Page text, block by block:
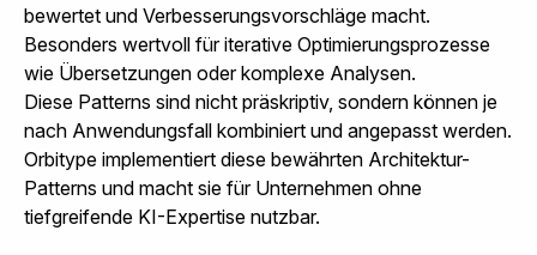
bewertet und Verbesserungsvorschläge macht.
Besonders wertvoll für iterative Optimierungsprozesse
wie Übersetzungen oder komplexe Analysen.
Diese Patterns sind nicht präskriptiv, sondern können je
nach Anwendungsfall kombiniert und angepasst werden.
Orbitype implementiert diese bewährten Architektur-
Patterns und macht sie für Unternehmen ohne
tiefgreifende KI-Expertise nutzbar.